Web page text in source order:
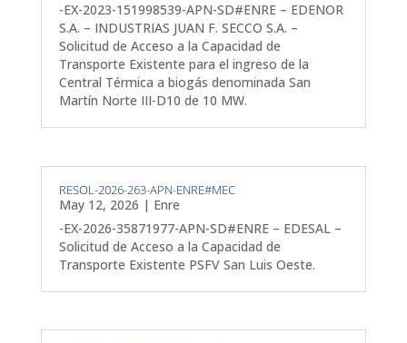
-EX-2023-151998539-APN-SD#ENRE – EDENOR
S.A. – INDUSTRIAS JUAN F. SECCO S.A. –
Solicitud de Acceso a la Capacidad de
Transporte Existente para el ingreso de la
Central Térmica a biogás denominada San
Martín Norte III-D10 de 10 MW.
RESOL-2026-263-APN-ENRE#MEC
May 12, 2026 | Enre
-EX-2026-35871977-APN-SD#ENRE – EDESAL –
Solicitud de Acceso a la Capacidad de
Transporte Existente PSFV San Luis Oeste.